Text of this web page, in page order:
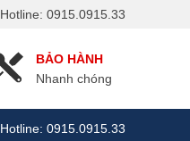
Hotline: 0915.0915.33
BẢO HÀNH
Nhanh chóng
Hotline: 0915.0915.33